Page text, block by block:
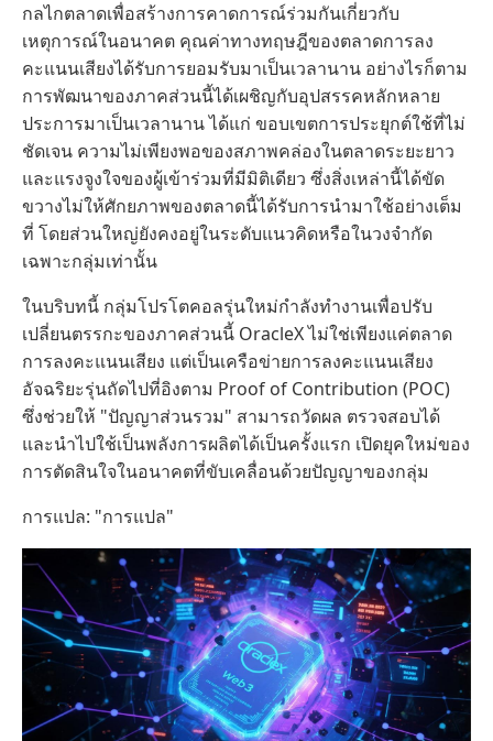
กลไกตลาดเพื่อสร้างการคาดการณ์ร่วมกันเกี่ยวกับ
เหตุการณ์ในอนาคต คุณค่าทางทฤษฎีของตลาดการลง
คะแนนเสียงได้รับการยอมรับมาเป็นเวลานาน อย่างไรก็ตาม
การพัฒนาของภาคส่วนนี้ได้เผชิญกับอุปสรรคหลักหลาย
ประการมาเป็นเวลานาน ได้แก่ ขอบเขตการประยุกต์ใช้ที่ไม่
ชัดเจน ความไม่เพียงพอของสภาพคล่องในตลาดระยะยาว
และแรงจูงใจของผู้เข้าร่วมที่มีมิติเดียว ซึ่งสิ่งเหล่านี้ได้ขัด
ขวางไม่ให้ศักยภาพของตลาดนี้ได้รับการนำมาใช้อย่างเต็ม
ที่ โดยส่วนใหญ่ยังคงอยู่ในระดับแนวคิดหรือในวงจำกัด
เฉพาะกลุ่มเท่านั้น
ในบริบทนี้ กลุ่มโปรโตคอลรุ่นใหม่กำลังทำงานเพื่อปรับ
เปลี่ยนตรรกะของภาคส่วนนี้ OracleX ไม่ใช่เพียงแค่ตลาด
การลงคะแนนเสียง แต่เป็นเครือข่ายการลงคะแนนเสียง
อัจฉริยะรุ่นถัดไปที่อิงตาม Proof of Contribution (POC)
ซึ่งช่วยให้ "ปัญญาส่วนรวม" สามารถวัดผล ตรวจสอบได้
และนำไปใช้เป็นพลังการผลิตได้เป็นครั้งแรก เปิดยุคใหม่ของ
การตัดสินใจในอนาคตที่ขับเคลื่อนด้วยปัญญาของกลุ่ม
การแปล: "การแปล"